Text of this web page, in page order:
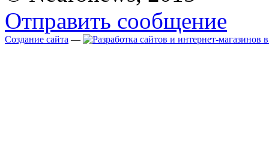
Отправить сообщение
Создание сайта —